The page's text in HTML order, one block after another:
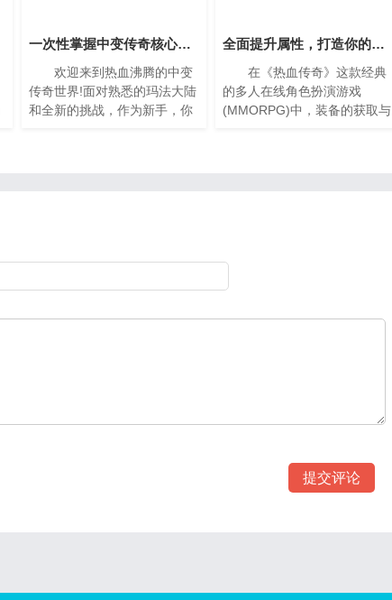
一次性掌握中变传奇核心玩法，轻松融入游戏世界
欢迎来到热血沸腾的中变
传奇世界!面对熟悉的玛法大陆
和全新的挑战，作为新手，你
全面提升属性，打造你的专属斗笠
在《热血传奇》这款经典
的多人在线角色扮演游戏
(MMORPG)中，装备的获取与